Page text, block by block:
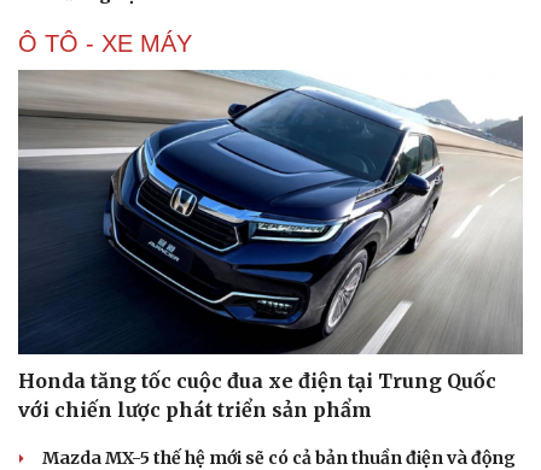
Ô TÔ - XE MÁY
Honda tăng tốc cuộc đua xe điện tại Trung Quốc
với chiến lược phát triển sản phẩm
Mazda MX-5 thế hệ mới sẽ có cả bản thuần điện và động